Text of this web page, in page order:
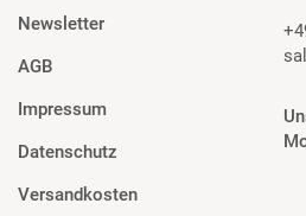
Newsletter
AGB
Impressum
Datenschutz
Versandkosten